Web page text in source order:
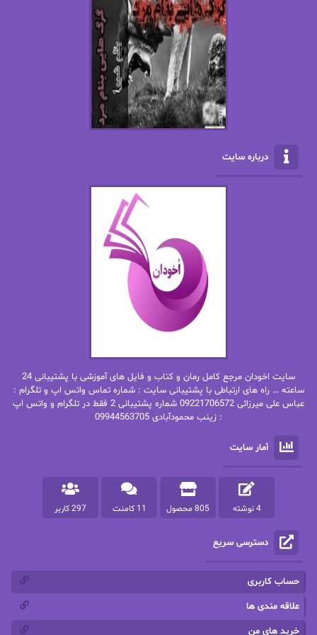
اکرم محمدی
الف صاد
الکساندر دوما
الناز پاکپور‌
الناز محمدی
امیر فرهی
باران
بهار سلطانی
بهاره شیرازی
بهاره.م
بیتا فرخی
پاتریشیا ویلسون پرتو فرهمند
پرستو اسحقی
پرستو مهاجر
پرهام رسولی
پروانه قدیمی پروانه محمدی
پریسا شکور(طوفان خاموش)
پنلوپه وارد
درباره سایت
سایت اخودان مرجع کامل رمان و کتاب و فایل های آموزشی با پشتیبانی 24
ساعته … راه های ارتباطی با پشتیبانی سایت : شماره تماس واتس اپ و تلگرام :
عباس علی میرزائی 09221706572 شماره پشتیبانی 2 فقط در تلگرام و واتس اپ
: زینب محمودآبادی 09944563705
آمار سایت
4 نوشته 805 محصول 11 کامنت 297 کاربر
دسترسی سریع
حساب کاربری
علاقه مندی ها
خرید های من